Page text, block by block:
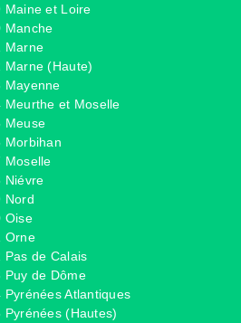
Maine et Loire
Manche
Marne
Marne (Haute)
Mayenne
Meurthe et Moselle
Meuse
Morbihan
Moselle
Niévre
Nord
Oise
Orne
Pas de Calais
Puy de Dôme
Atlantiques
(Hautes)